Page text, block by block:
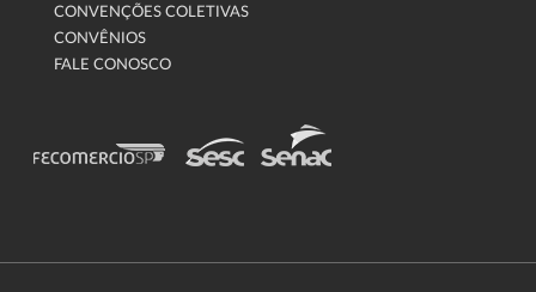
CONVENÇÕES COLETIVAS
CONVÊNIOS
FALE CONOSCO